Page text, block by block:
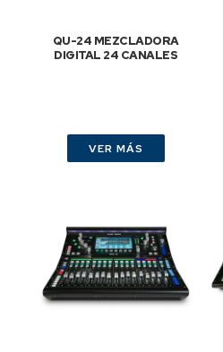
QU-24 MEZCLADORA
DIGITAL 24 CANALES
VER MÁS